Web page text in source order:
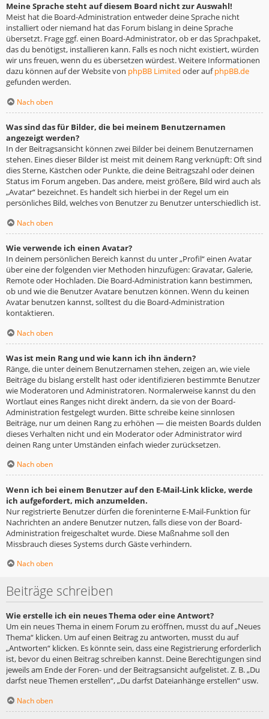
Meine Sprache steht auf diesem Board nicht zur Auswahl!
Meist hat die Board-Administration entweder deine Sprache nicht
installiert oder niemand hat das Forum bislang in deine Sprache
übersetzt. Frage ggf. einen Board-Administrator, ob er das Sprachpaket,
das du benötigst, installieren kann. Falls es noch nicht existiert, würden
wir uns freuen, wenn du es übersetzen würdest. Weitere Informationen
dazu können auf der Website von phpBB Limited oder aufphpBB.de
gefunden werden.
Nach oben
Was sind das für Bilder, die bei meinem Benutzernamen
angezeigt werden?
In der Beitragsansicht können zwei Bilder bei deinem Benutzernamen
stehen. Eines dieser Bilder ist meist mit deinem Rang verknüpft: Oft sind
dies Sterne, Kästchen oder Punkte, die deine Beitragszahl oder deinen
Status im Forum angeben. Das andere, meist größere, Bild wird auch als
„Avatar“ bezeichnet. Es handelt sich hierbei in der Regel um ein
persönliches Bild, welches von Benutzer zu Benutzer unterschiedlich ist.
Nach oben
Wie verwende ich einen Avatar?
In deinem persönlichen Bereich kannst du unter „Profil“ einen Avatar
über eine der folgenden vier Methoden hinzufügen: Gravatar, Galerie,
Remote oder Hochladen. Die Board-Administration kann bestimmen,
ob und wie die Benutzer Avatare benutzen können. Wenn du keinen
Avatar benutzen kannst, solltest du die Board-Administration
kontaktieren.
Nach oben
Was ist mein Rang und wie kann ich ihn ändern?
Ränge, die unter deinem Benutzernamen stehen, zeigen an, wie viele
Beiträge du bislang erstellt hast oder identifizieren bestimmte Benutzer
wie Moderatoren und Administratoren. Normalerweise kannst du den
Wortlaut eines Ranges nicht direkt ändern, da sie von der Board-
Administration festgelegt wurden. Bitte schreibe keine sinnlosen
Beiträge, nur um deinen Rang zu erhöhen — die meisten Boards dulden
dieses Verhalten nicht und ein Moderator oder Administrator wird
deinen Rang unter Umständen einfach wieder zurücksetzen.
Nach oben
Wenn ich bei einem Benutzer auf den E-Mail-Link klicke, werde
ich aufgefordert, mich anzumelden.
Nur registrierte Benutzer dürfen die foreninterne E-Mail-Funktion für
Nachrichten an andere Benutzer nutzen, falls diese von der Board-
Administration freigeschaltet wurde. Diese Maßnahme soll den
Missbrauch dieses Systems durch Gäste verhindern.
Nach oben
Beiträge schreiben
Wie erstelle ich ein neues Thema oder eine Antwort?
Um ein neues Thema in einem Forum zu eröffnen, musst du auf „Neues
Thema“ klicken. Um auf einen Beitrag zu antworten, musst du auf
„Antworten“ klicken. Es könnte sein, dass eine Registrierung erforderlich
ist, bevor du einen Beitrag schreiben kannst. Deine Berechtigungen sind
jeweils am Ende der Foren- und der Beitragsansicht aufgelistet. Z. B. „Du
darfst neue Themen erstellen“, „Du darfst Dateianhänge erstellen“ usw.
Nach oben